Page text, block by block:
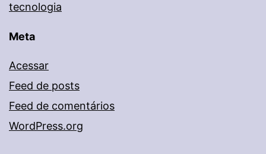
tecnologia
Meta
Acessar
Feed de posts
Feed de comentários
WordPress.org